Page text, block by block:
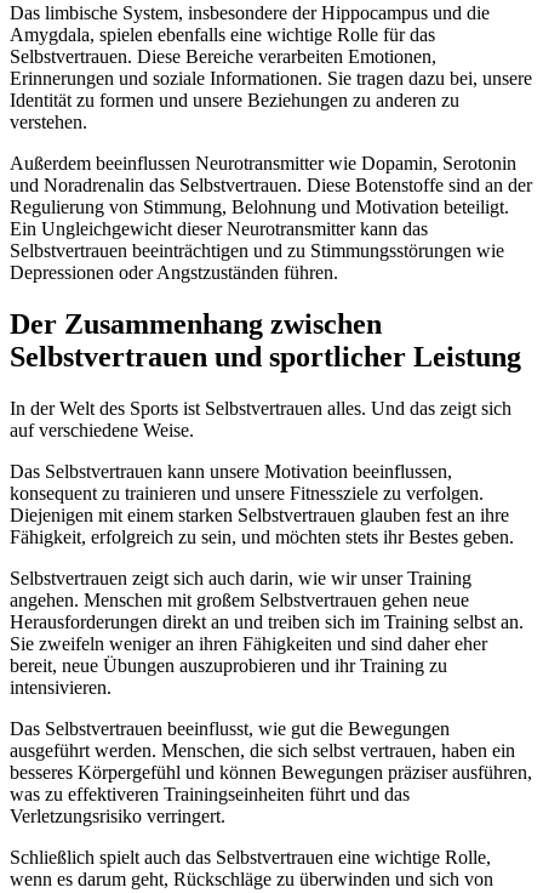
Das limbische System, insbesondere der Hippocampus und die
Amygdala, spielen ebenfalls eine wichtige Rolle für das
Selbstvertrauen. Diese Bereiche verarbeiten Emotionen,
Erinnerungen und soziale Informationen. Sie tragen dazu bei, unsere
Identität zu formen und unsere Beziehungen zu anderen zu
verstehen.
Außerdem beeinflussen Neurotransmitter wie Dopamin, Serotonin
und Noradrenalin das Selbstvertrauen. Diese Botenstoffe sind an der
Regulierung von Stimmung, Belohnung und Motivation beteiligt.
Ein Ungleichgewicht dieser Neurotransmitter kann das
Selbstvertrauen beeinträchtigen und zu Stimmungsstörungen wie
Depressionen oder Angstzuständen führen.
Der Zusammenhang zwischen
Selbstvertrauen und sportlicher Leistung
In der Welt des Sports ist Selbstvertrauen alles. Und das zeigt sich
auf verschiedene Weise.
Das Selbstvertrauen kann unsere Motivation beeinflussen,
konsequent zu trainieren und unsere Fitnessziele zu verfolgen.
Diejenigen mit einem starken Selbstvertrauen glauben fest an ihre
Fähigkeit, erfolgreich zu sein, und möchten stets ihr Bestes geben.
Selbstvertrauen zeigt sich auch darin, wie wir unser Training
angehen. Menschen mit großem Selbstvertrauen gehen neue
Herausforderungen direkt an und treiben sich im Training selbst an.
Sie zweifeln weniger an ihren Fähigkeiten und sind daher eher
bereit, neue Übungen auszuprobieren und ihr Training zu
intensivieren.
Das Selbstvertrauen beeinflusst, wie gut die Bewegungen
ausgeführt werden. Menschen, die sich selbst vertrauen, haben ein
besseres Körpergefühl und können Bewegungen präziser ausführen,
was zu effektiveren Trainingseinheiten führt und das
Verletzungsrisiko verringert.
Schließlich spielt auch das Selbstvertrauen eine wichtige Rolle,
wenn es darum geht, Rückschläge zu überwinden und sich von